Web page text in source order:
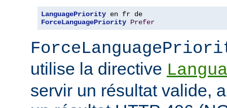
LanguagePriority
ForceLanguagePriority Prefer
utilise la directive
servir un résultat valide,